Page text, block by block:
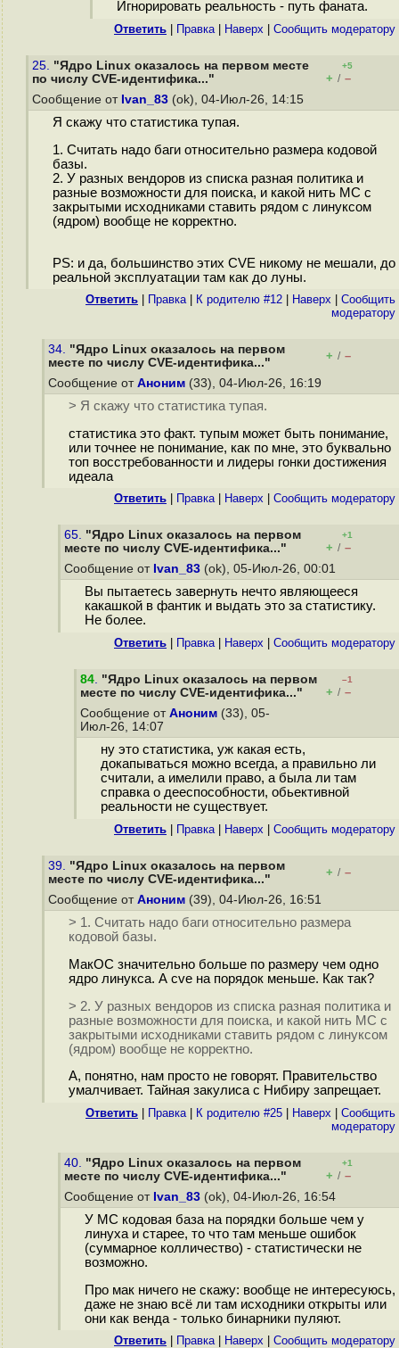
Игнорировать реальность - путь фаната.
Ответить Правка| Наверх Cообщить модератору
25. "Ядро Linux оказалось на первом месте
по числу CVE-идентифика..."
+5
+ / –
Сообщение от Ivan_83 (ok), 04-Июл-26, 14:15
Я скажу что статистика тупая.
1. Считать надо баги относительно размера кодовой
базы.
2. У разных вендоров из списка разная политика и
разные возможности для поиска, и какой нить МС с
закрытыми исходниками ставить рядом с линуксом
(ядром) вообще не корректно.
PS: и да, большинство этих CVE никому не мешали, до
реальной эксплуатации там как до луны.
Ответить Правка| К родителю #12 Наверх
Cообщить
модератору
34. "Ядро Linux оказалось на первом
месте по числу CVE-идентифика..."
+ / –
Сообщение от Аноним (33), 04-Июл-26, 16:19
> Я скажу что статистика тупая.
статистика это факт. тупым может быть понимание,
или точнее не понимание, как по мне, это буквально
топ восстребованности и лидеры гонки достижения
идеала
Ответить Правка| Наверх Cообщить модератору
65. "Ядро Linux оказалось на первом
месте по числу CVE-идентифика..."
+1
+ / –
Сообщение от Ivan_83 (ok), 05-Июл-26, 00:01
Вы пытаетесь завернуть нечто являющееся
какашкой в фантик и выдать это за статистику.
Не более.
Ответить Правка| Наверх Cообщить модератору
84. "Ядро Linux оказалось на первом
месте по числу CVE-идентифика..."
–1
+ / –
Сообщение от Аноним (33), 05-
Июл-26, 14:07
ну это статистика, уж какая есть,
докапываться можно всегда, а правильно ли
считали, а имелили право, а была ли там
справка о дееспособности, обьективной
реальности не существует.
Ответить Правка| Наверх Cообщить модератору
39. "Ядро Linux оказалось на первом
месте по числу CVE-идентифика..."
+ / –
Сообщение от Аноним (39), 04-Июл-26, 16:51
> 1. Считать надо баги относительно размера
кодовой базы.
МакОС значительно больше по размеру чем одно
ядро линукса. А cve на порядок меньше. Как так?
> 2. У разных вендоров из списка разная политика и
разные возможности для поиска, и какой нить МС с
закрытыми исходниками ставить рядом с линуксом
(ядром) вообще не корректно.
А, понятно, нам просто не говорят. Правительство
умалчивает. Тайная закулиса с Нибиру запрещает.
Ответить Правка| К родителю #25 Наверх
Cообщить
модератору
40. "Ядро Linux оказалось на первом
месте по числу CVE-идентифика..."
+1
+ / –
Сообщение от Ivan_83 (ok), 04-Июл-26, 16:54
У МС кодовая база на порядки больше чем у
линуха и старее, то что там меньше ошибок
(суммарное колличество) - статистически не
возможно.
Про мак ничего не скажу: вообще не интересуюсь,
даже не знаю всё ли там исходники открыты или
они как венда - только бинарники пуляют.
Ответить Правка| Наверх Cообщить модератору